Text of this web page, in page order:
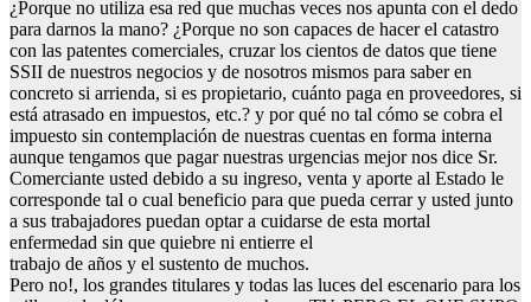
¿Porque no utiliza esa red que muchas veces nos apunta con el dedo
para darnos la mano? ¿Porque no son capaces de hacer el catastro
con las patentes comerciales, cruzar los cientos de datos que tiene
SSII de nuestros negocios y de nosotros mismos para saber en
concreto si arrienda, si es propietario, cuánto paga en proveedores, si
está atrasado en impuestos, etc.? y por qué no tal cómo se cobra el
impuesto sin contemplación de nuestras cuentas en forma interna
aunque tengamos que pagar nuestras urgencias mejor nos dice Sr.
Comerciante usted debido a su ingreso, venta y aporte al Estado le
corresponde tal o cual beneficio para que pueda cerrar y usted junto
a sus trabajadores puedan optar a cuidarse de esta mortal
enfermedad sin que quiebre ni entierre el
trabajo de años y el sustento de muchos.
Pero no!, los grandes titulares y todas las luces del escenario para los